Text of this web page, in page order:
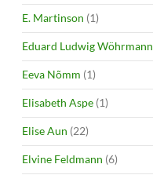
E. Martinson (1)
Eduard Ludwig Wöhrmann
Eeva Nõmm (1)
Elisabeth Aspe (1)
Elise Aun (22)
Elvine Feldmann (6)